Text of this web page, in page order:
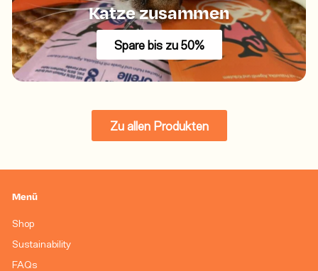
Katze zusammen
Spare bis zu 50%
Zu allen Produkten
Menü
Shop
Sustainability
FAQs